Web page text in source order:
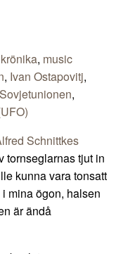
krönika, music
, Ivan Ostapovitj,
Sovjetunionen,
Schnittkes
tornseglarnas tjut in
kunna vara tonsatt
mina ögon, halsen
är ändå